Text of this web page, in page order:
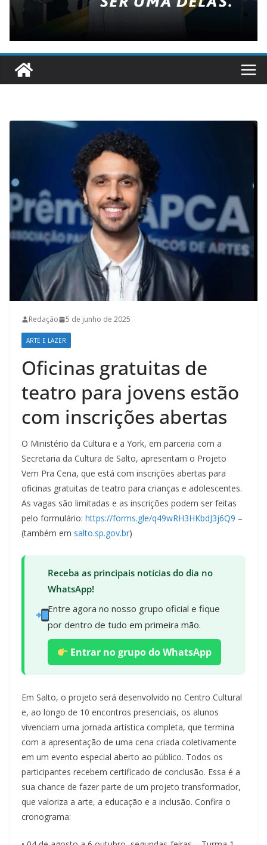
Redação 5 de junho de 2025
ARTE E LAZER
Oficinas gratuitas de
teatro para jovens estão
com inscrições abertas
O Ministério da Cultura e a York, em parceria com a
Secretaria da Cultura de Salto, apresentam o Projeto
Vem Pra Cena, que está com inscrições abertas para
oficinas gratuitas de teatro para crianças e adolescentes.
As vagas são limitadas e as inscrições podem ser feitas
pelo formulário: https://forms.gle/q49wRH3HKbdJ3j6Q9 –
(também em salto.sp.gov.br)
Receba as principais notícias do dia no
WhatsApp!
Entre agora no nosso grupo oficial e fique
por dentro de tudo em primeira mão.
Entrar no grupo do WhatsApp
Em Salto, o projeto será desenvolvido no Centro Cultural
e, ao longo de 10 encontros presenciais, os alunos
vivenciam uma jornada artística completa, que termina
com a apresentação de uma cena criada coletivamente
em um evento especial aberto ao público. Todos os
participantes recebem certificado de conclusão. Essa é a
sua chance de fazer parte de um projeto transformador,
que valoriza a arte, a educação e a inclusão. Confira o
cronograma: